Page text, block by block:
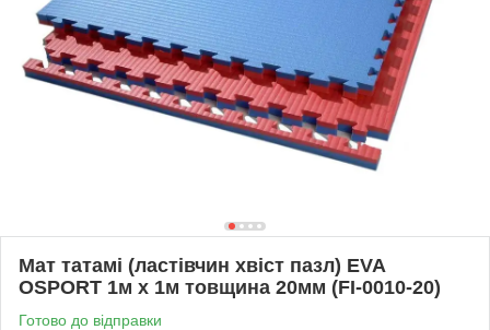
Мат татамі (ластівчин хвіст пазл) EVA
OSPORT 1м х 1м товщина 20мм (FI-0010-20)
Готово до відправки